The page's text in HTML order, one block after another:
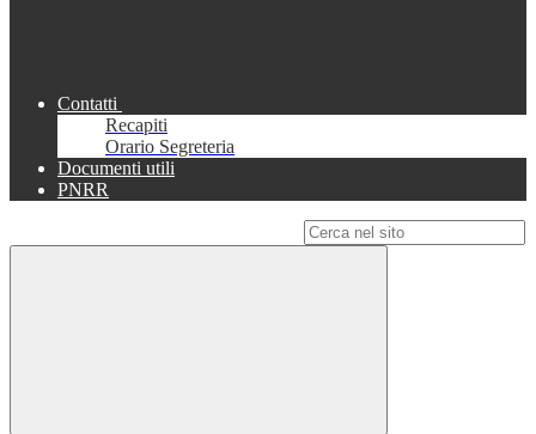
Contatti
Recapiti
Orario Segreteria
Documenti utili
PNRR